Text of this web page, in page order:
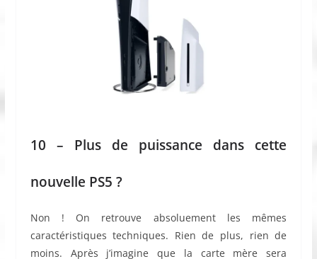
10 – Plus de puissance dans cette
nouvelle PS5 ?
Non ! On retrouve absoluement les mêmes
caractéristiques techniques. Rien de plus, rien de
moins. Après j’imagine que la carte mère sera